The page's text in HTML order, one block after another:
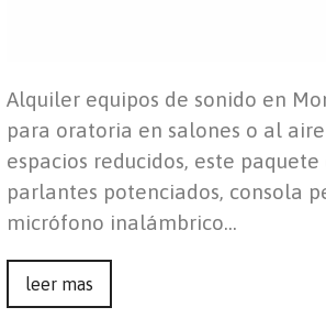
Alquiler equipos de sonido en
para oratoria en salones o al
espacios reducidos, este paquete
parlantes potenciados, consola
micrófono inalámbrico…
leer mas